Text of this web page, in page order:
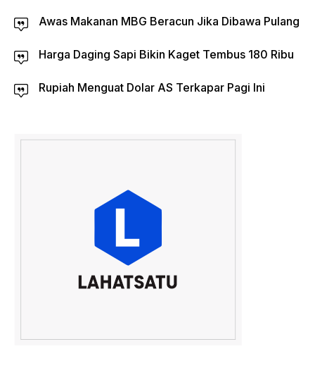
Awas Makanan MBG Beracun Jika Dibawa Pulang
Harga Daging Sapi Bikin Kaget Tembus 180 Ribu
Rupiah Menguat Dolar AS Terkapar Pagi Ini